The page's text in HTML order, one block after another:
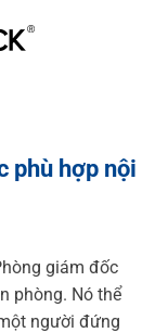
phù hợp nội
giám đốc
phòng. Nó thể
người đứng